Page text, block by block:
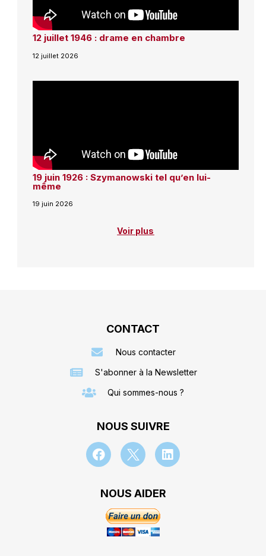
12 juillet 1946 : drame en chambre
12 juillet 2026
19 juin 1926 : Szymanowski tel qu’en lui-
même
19 juin 2026
Voir plus
CONTACT
Nous contacter
S'abonner à la Newsletter
Qui sommes-nous ?
NOUS SUIVRE
NOUS AIDER